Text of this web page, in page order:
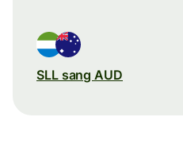
SLL sang AUD